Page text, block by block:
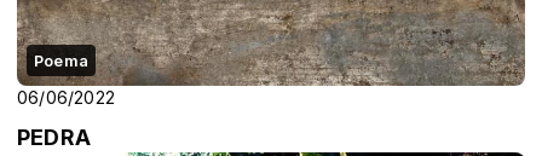
Poema
06/06/2022
PEDRA